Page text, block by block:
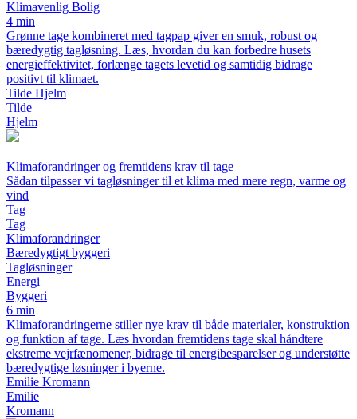
Klimavenlig Bolig
4 min
Grønne tage kombineret med tagpap giver en smuk, robust og
bæredygtig tagløsning. Læs, hvordan du kan forbedre husets
energieffektivitet, forlænge tagets levetid og samtidig bidrage
positivt til klimaet.
Tilde Hjelm
Tilde
Hjelm
Klimaforandringer og fremtidens krav til tage
Sådan tilpasser vi tagløsninger til et klima med mere regn, varme og
vind
Tag
Tag
Klimaforandringer
Bæredygtigt byggeri
Tagløsninger
Energi
Byggeri
6 min
Klimaforandringerne stiller nye krav til både materialer, konstruktion
og funktion af tage. Læs hvordan fremtidens tage skal håndtere
ekstreme vejrfænomener, bidrage til energibesparelser og understøtte
bæredygtige løsninger i byerne.
Emilie Kromann
Emilie
Kromann